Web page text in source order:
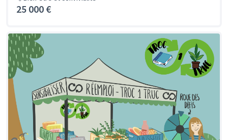
25 000 €